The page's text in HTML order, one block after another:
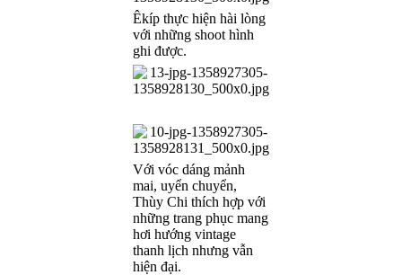
Êkíp thực hiện hài lòng
với những shoot hình
ghi được.
Với vóc dáng mảnh
mai, uyển chuyển,
Thùy Chi thích hợp với
những trang phục mang
hơi hướng vintage
thanh lịch nhưng vẫn
hiện đại.